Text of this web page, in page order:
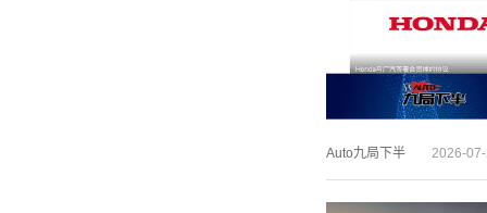
Auto九局下半 2026-